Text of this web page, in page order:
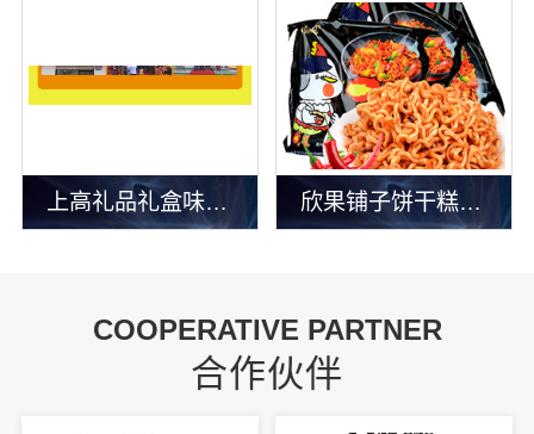
上高礼品礼盒味道美味吗 欣果铺子饼干糕点 厂家直销超低价
COOPERATIVE PARTNER
合作伙伴